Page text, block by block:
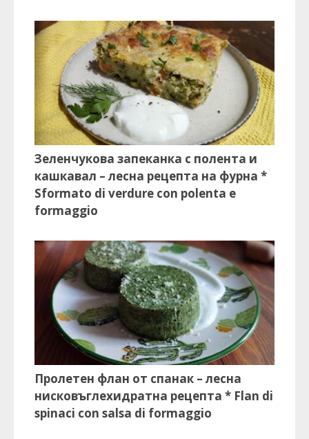
Зеленчукова запеканка с полента и
кашкавал – лесна рецепта на фурна *
Sformato di verdure con polenta e
formaggio
Пролетен флан от спанак – лесна
нисковъглехидратна рецепта * Flan di
spinaci con salsa di formaggio